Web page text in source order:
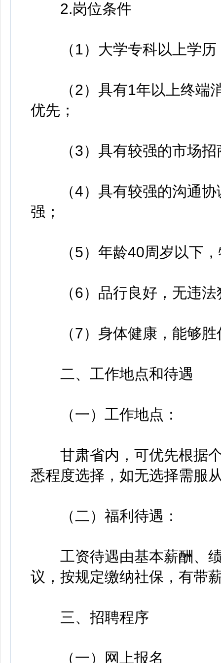
2.岗位条件
（1）大学专科以上学历
（2）具有1年以上终端消
优先；
（3）具有较强的市场招
（4）具有较强的沟通协
强；
（5）年龄40周岁以下，
（6）品行良好，无违法
（7）身体健康，能够胜
二、工作地点和待遇
（一）工作地点：
甘肃省内，可优先根据个
悉程度选择，如无选择需服
（二）福利待遇：
工资待遇由基本薪酬、绩
议，按规定缴纳社保，有带
三、招聘程序
（一）网上报名